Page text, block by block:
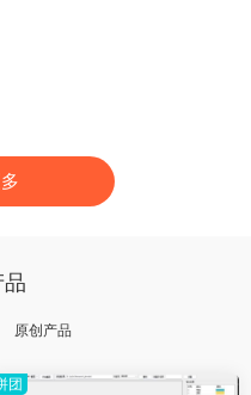
原创产品
团